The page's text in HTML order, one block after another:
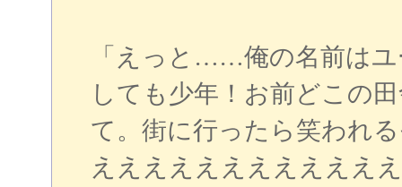
「えっと……俺の名前は
しても少年！お前どこの
て。街に行ったら笑われ
えええええええええええ